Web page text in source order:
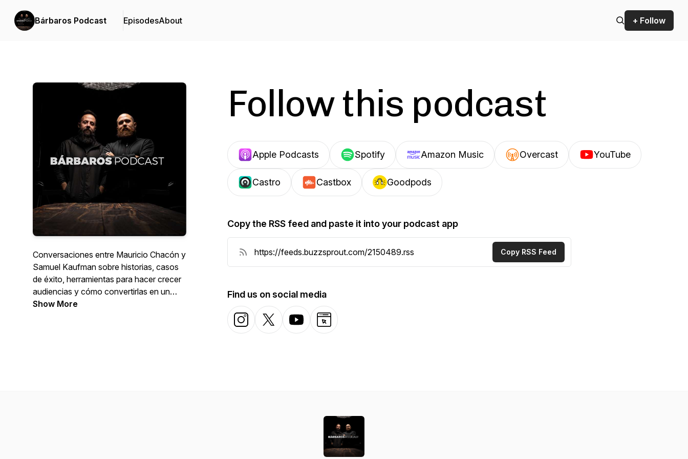
Bárbaros Podcast EpisodesAbout + Follow
Conversaciones entre Mauricio Chacón y
Samuel Kaufman sobre historias, casos
de éxito, herramientas para hacer crecer
audiencias y cómo convertirlas en un
negocio, todo mientras se toman un
Show More
Follow this podcast
Apple Podcasts Spotify Amazon Music Overcast YouTube
Castro Castbox Goodpods
Copy the RSS feed and paste it into your podcast app
Copy RSS Feed
Find us on social media
InstagramX-com YouTubeWebsite